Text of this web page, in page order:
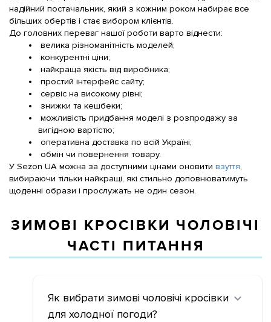
надійний постачальник, який з кожним роком набирає все
більших обертів і стає вибором клієнтів.
До головних переваг нашої роботи варто віднести:
велика різноманітність моделей;
конкурентні ціни;
найкраща якість від виробника;
простий інтерфейс сайту;
сервіс на високому рівні;
знижки та кешбеки;
можливість придбання моделі з розпродажу за
вигідною вартістю;
оперативна доставка по всій Україні;
обмін чи повернення товару.
У Sezon UA можна за доступними цінами оновити взуття,
вибираючи тільки найкращі, які стильно доповнюватимуть
щоденні образи і прослужать не один сезон.
ЗИМОВІ КРОСІВКИ ЧОЛОВІЧІ
ЧАСТІ ПИТАННЯ
Як вибрати зимові чоловічі кросівки
для холодної погоди?